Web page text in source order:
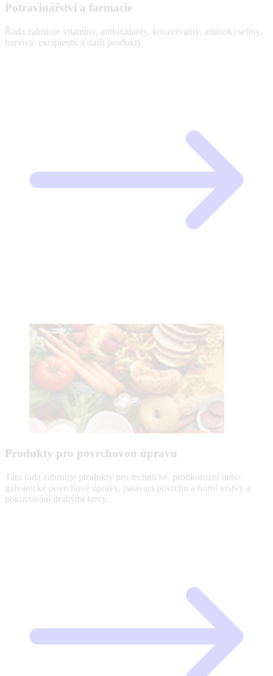
Potravinářství a farmacie
Řada zahrnuje vitamíny, antioxidanty, konzervanty, aminokyseliny,
barviva, excipienty a další produkty.
Produkty pro povrchovou úpravu
Tato řada zahrnuje produkty pro technické, protikorozní nebo
galvanické povrchové úpravy, pasivaci povrchu a horní vrstvy a
pokovování drahými kovy.